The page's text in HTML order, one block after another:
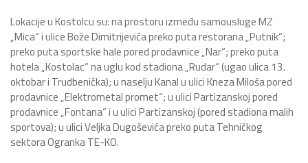
Lokacije u Kostolcu su: na prostoru između samousluge MZ
„Mica“ i ulice Bože Dimitrijevića preko puta restorana „Putnik“;
preko puta sportske hale pored prodavnice „Nar“; preko puta
hotela „Kostolac“ na uglu kod stadiona „Rudar“ (ugao ulica 13.
oktobar i Trudbenička); u naselju Kanal u ulici Kneza Miloša pored
prodavnice „Elektrometal promet“; u ulici Partizanskoj pored
prodavnice „Fontana“ i u ulici Partizanskoj (pored stadiona malih
sportova); u ulici Veljka Dugoševića preko puta Tehničkog
sektora Ogranka TE-KO.